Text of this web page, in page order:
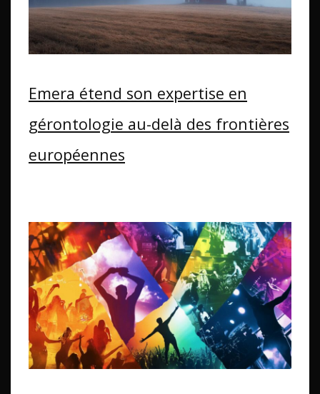
Emera étend son expertise en
gérontologie au-delà des frontières
européennes